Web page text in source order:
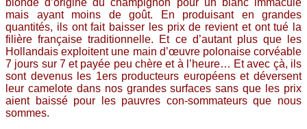
mais ayant moins de goût. En produisant en grandes
quantités, ils ont fait baisser les prix de revient et ont tué la
filière française traditionnelle. Et ce d’autant plus que les
Hollandais exploitent une main d’œuvre polonaise corvéable
7 jours sur 7 et payée peu chère et à l’heure… Et avec çà, ils
sont devenus les 1ers producteurs européens et déversent
leur camelote dans nos grandes surfaces sans que les prix
aient baissé pour les pauvres con-sommateurs que nous
sommes.